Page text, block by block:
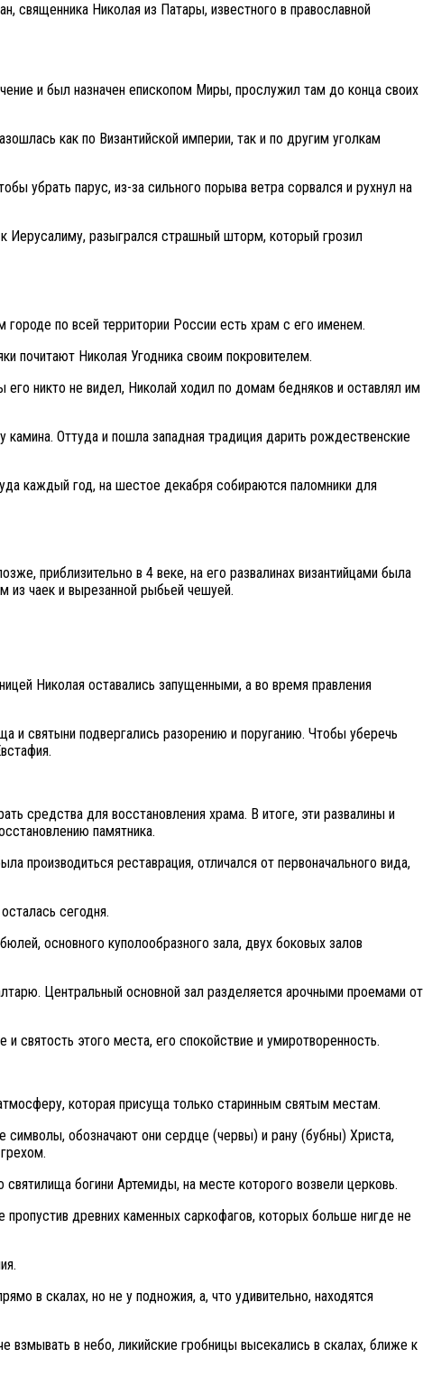
священника Николая из Патары, известного в православной
и был назначен епископом Миры, прослужил там до конца своих
как по Византийской империи, так и по другим уголкам
убрать парус, из-за сильного порыва ветра сорвался и рухнул на
Иерусалиму, разыгрался страшный шторм, который грозил
по всей территории России есть храм с его именем.
почитают Николая Угодника своим покровителем.
никто не видел, Николай ходил по домам бедняков и оставлял им
Оттуда и пошла западная традиция дарить рождественские
каждый год, на шестое декабря собираются паломники для
приблизительно в 4 веке, на его развалинах византийцами была
чаек и вырезанной рыбьей чешуей.
Николая оставались запущенными, а во время правления
и святыни подвергались разорению и поруганию. Чтобы уберечь
средства для восстановления храма. В итоге, эти развалины и
памятника.
производиться реставрация, отличался от первоначального вида,
сегодня.
основного куполообразного зала, двух боковых залов
Центральный основной зал разделяется арочными проемами от
святость этого места, его спокойствие и умиротворенность.
которая присуща только старинным святым местам.
символы, обозначают они сердце (червы) и рану (бубны) Христа,
богини Артемиды, на месте которого возвели церковь.
древних каменных саркофагов, которых больше нигде не
в скалах, но не у подножия, а, что удивительно, находятся
в небо, ликийские гробницы высекались в скалах, ближе к